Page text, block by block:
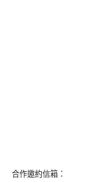
合作邀約信箱：